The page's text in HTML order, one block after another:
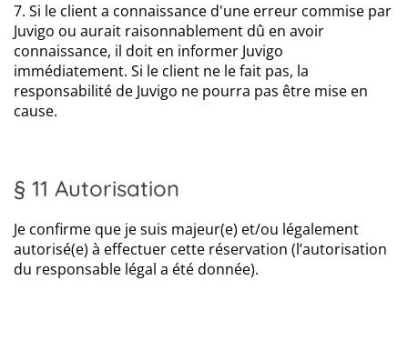
7. Si le client a connaissance d'une erreur commise par
Juvigo ou aurait raisonnablement dû en avoir
connaissance, il doit en informer Juvigo
immédiatement. Si le client ne le fait pas, la
responsabilité de Juvigo ne pourra pas être mise en
cause.
§ 11 Autorisation
Je confirme que je suis majeur(e) et/ou légalement
autorisé(e) à effectuer cette réservation (l’autorisation
du responsable légal a été donnée).